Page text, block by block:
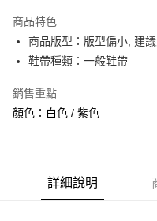
合作金庫商業銀行
華南商業銀行
上海商業儲蓄銀行
臺灣中小企業銀行
匯豐（台灣）商業銀行
台新國際商業銀行
超商取貨付款
LINE Pay
Apple Pay
街口支付
全盈+PAY
商品特色
商品版型：版型偏小, 建
鞋帶種類：一般鞋帶
銷售重點
顏色：白色 / 紫色
詳細說明